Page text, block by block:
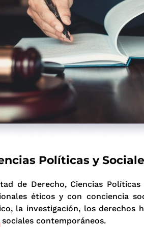
Políticas y
de Derecho, Ciencias
éticos y con conciencia
la investigación, los derechos
contemporáneos.